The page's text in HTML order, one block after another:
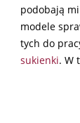
podobają
modele
tych do
sukienki. W